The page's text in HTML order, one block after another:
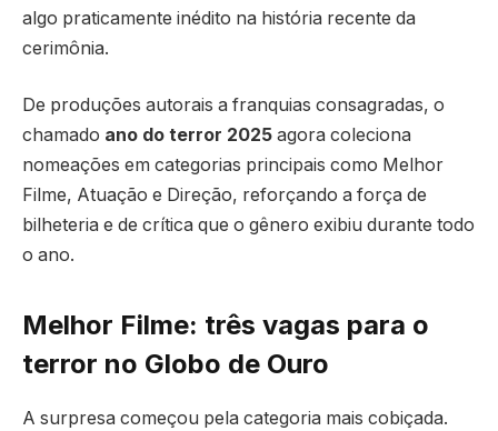
algo praticamente inédito na história recente da
cerimônia.
De produções autorais a franquias consagradas, o
chamado ano do terror 2025 agora coleciona
nomeações em categorias principais como Melhor
Filme, Atuação e Direção, reforçando a força de
bilheteria e de crítica que o gênero exibiu durante todo
o ano.
Melhor Filme: três vagas para o
terror no Globo de Ouro
A surpresa começou pela categoria mais cobiçada.